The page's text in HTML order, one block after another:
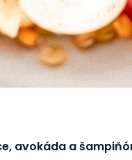
avokáda a